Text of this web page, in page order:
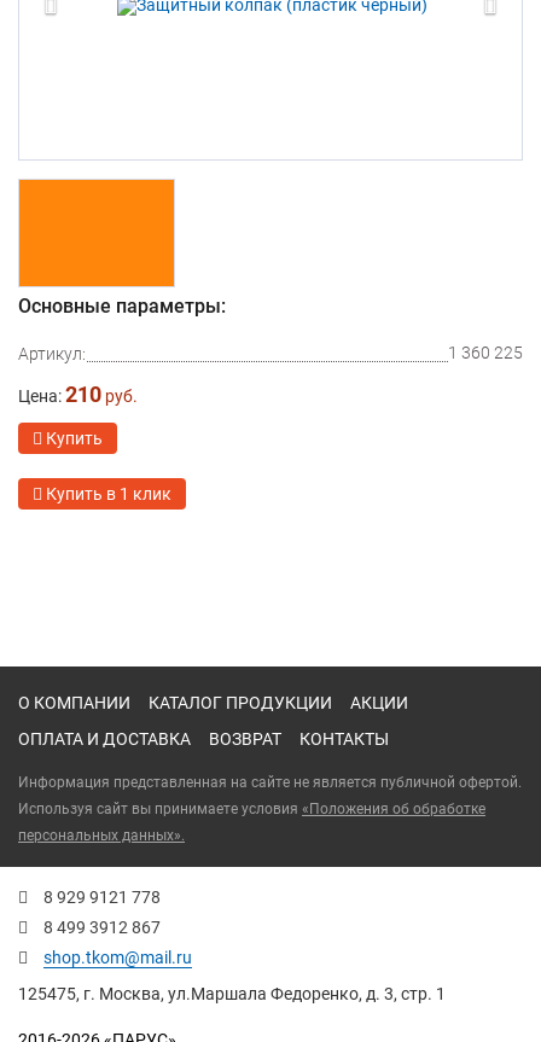
Основные параметры:
Артикул: 1 360 225
Цена:210 руб.
Купить
Купить в 1 клик
О КОМПАНИИ КАТАЛОГ ПРОДУКЦИИ
АКЦИИ
ОПЛАТА И ДОСТАВКА
ВОЗВРАТ КОНТАКТЫ
Информация представленная на сайте не является публичной офертой.
Используя сайт вы принимаете условия «Положения об обработке
персональных данных».
8 929 9121 778
8 499 3912 867
shop.tkom@mail.ru
125475, г. Москва, ул.Маршала Федоренко, д. 3, стр. 1